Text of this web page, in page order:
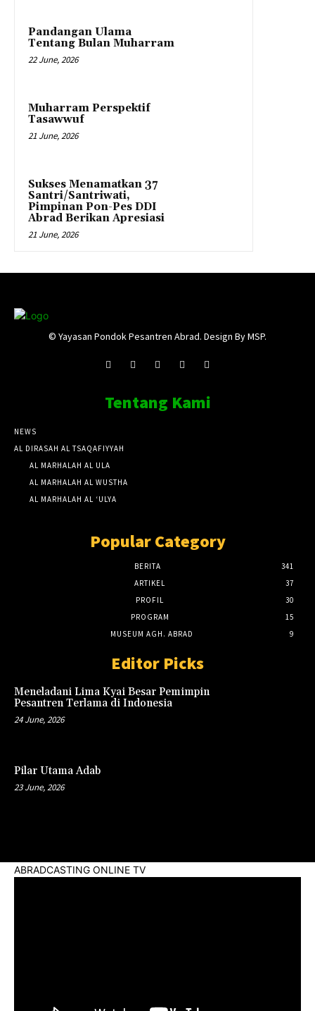
Pandangan Ulama
Tentang Bulan Muharram
22 June, 2026
Muharram Perspektif
Tasawwuf
21 June, 2026
Sukses Menamatkan 37
Santri/Santriwati,
Pimpinan Pon-Pes DDI
Abrad Berikan Apresiasi
21 June, 2026
© Yayasan Pondok Pesantren Abrad. Design By MSP.
Tentang Kami
NEWS
AL DIRASAH AL TSAQAFIYYAH
AL MARHALAH AL ULA
AL MARHALAH AL WUSTHA
AL MARHALAH AL ‘ULYA
Popular Category
BERITA
341
ARTIKEL
37
PROFIL
30
PROGRAM
15
MUSEUM AGH. ABRAD
9
Editor Picks
Meneladani Lima Kyai Besar Pemimpin
Pesantren Terlama di Indonesia
24 June, 2026
Pilar Utama Adab
23 June, 2026
ABRADCASTING ONLINE TV